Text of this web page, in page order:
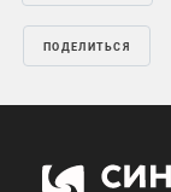
ПОДЕЛИТЬСЯ